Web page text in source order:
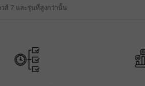
ส์ 7 และรุ่นที่สูงกว่านั้น